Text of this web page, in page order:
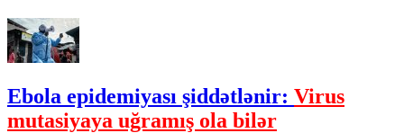
Ebola epidemiyası şiddətlənir: Virus
mutasiyaya uğramış ola bilər